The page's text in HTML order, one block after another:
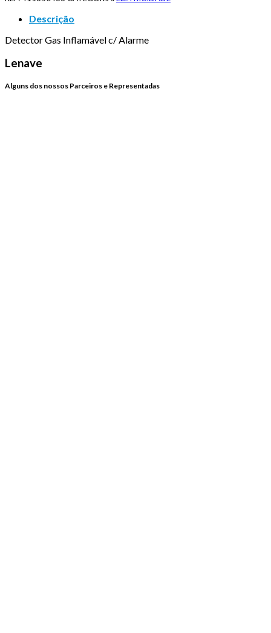
Descrição
Detector Gas Inflamável c/ Alarme
Lenave
Alguns dos nossos Parceiros e Representadas